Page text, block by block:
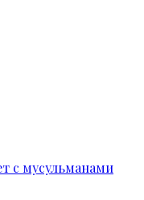
с мусульманами